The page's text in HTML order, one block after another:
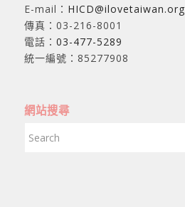
E-mail： HICD@ilovetaiwan.org
傳真：03-216-8001
電話： 03-477-5289
統一編號：85277908
網站搜尋